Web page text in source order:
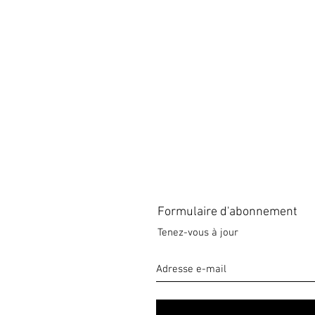
Formulaire d'abonnement
Tenez-vous à jour